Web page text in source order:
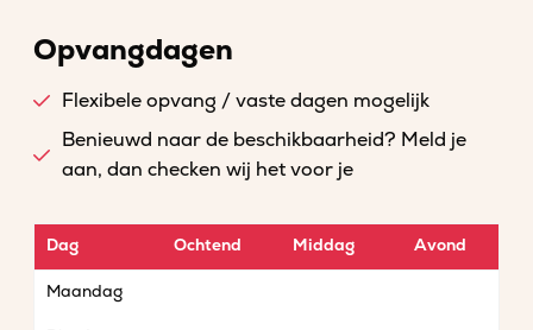
Opvangdagen
Flexibele opvang / vaste dagen mogelijk
Benieuwd naar de beschikbaarheid? Meld je
aan, dan checken wij het voor je
Dag Ochtend Middag Avond
Maandag